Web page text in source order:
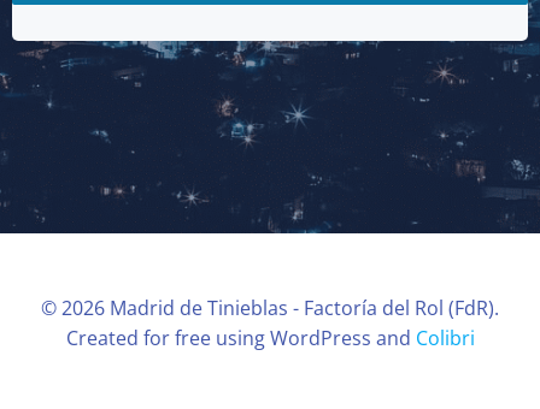
© 2026 Madrid de Tinieblas - Factoría del Rol (FdR).
Created for free using WordPress and Colibri